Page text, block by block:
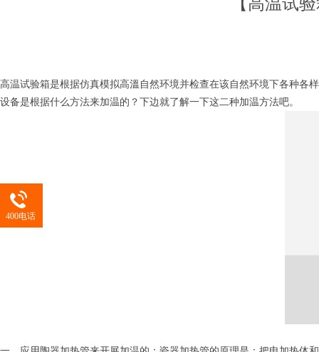
高温试验箱是根据仿真模拟高溫自然环境并检查在该自然环境下各种各
设备是根据什么方法来加温的？下边就了解一下这二种加温方法吧。
400电话